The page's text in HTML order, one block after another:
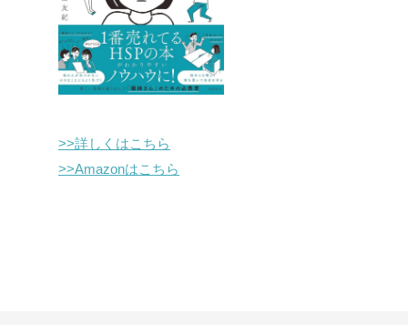
>>詳しくはこちら
>>Amazonはこちら